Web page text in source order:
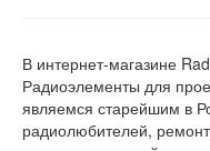
В интернет-магазине
Радиоэлементы для
являемся старейшим в
радиолюбителей,